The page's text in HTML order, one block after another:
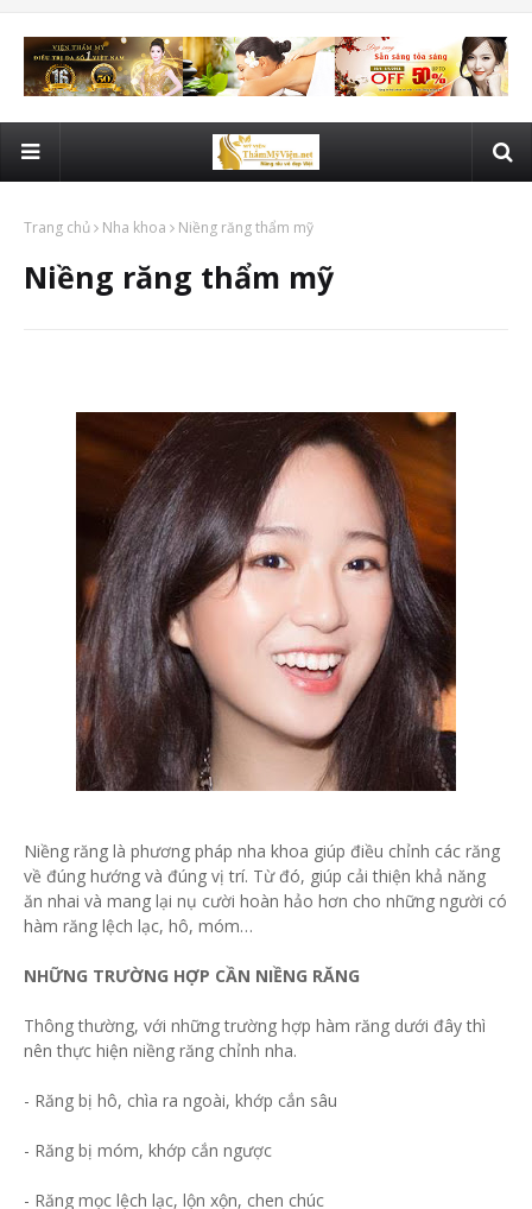
Trang chủ Nha khoa Niềng răng thẩm mỹ
Niềng răng thẩm mỹ
Niềng răng là phương pháp nha khoa giúp điều chỉnh các răng
về đúng hướng và đúng vị trí. Từ đó, giúp cải thiện khả năng
ăn nhai và mang lại nụ cười hoàn hảo hơn cho những người có
hàm răng lệch lạc, hô, móm…
NHỮNG TRƯỜNG HỢP CẦN NIỀNG RĂNG
Thông thường, với những trường hợp hàm răng dưới đây thì
nên thực hiện niềng răng chỉnh nha.
- Răng bị hô, chìa ra ngoài, khớp cắn sâu
- Răng bị móm, khớp cắn ngược
- Răng mọc lệch lạc, lộn xộn, chen chúc